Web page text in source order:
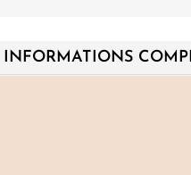
INFORMATIONS